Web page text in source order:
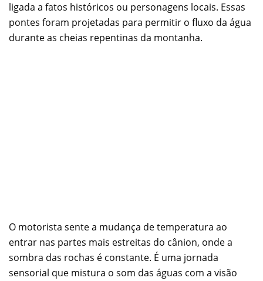
ligada a fatos históricos ou personagens locais. Essas
pontes foram projetadas para permitir o fluxo da água
durante as cheias repentinas da montanha.
O motorista sente a mudança de temperatura ao
entrar nas partes mais estreitas do cânion, onde a
sombra das rochas é constante. É uma jornada
sensorial que mistura o som das águas com a visão